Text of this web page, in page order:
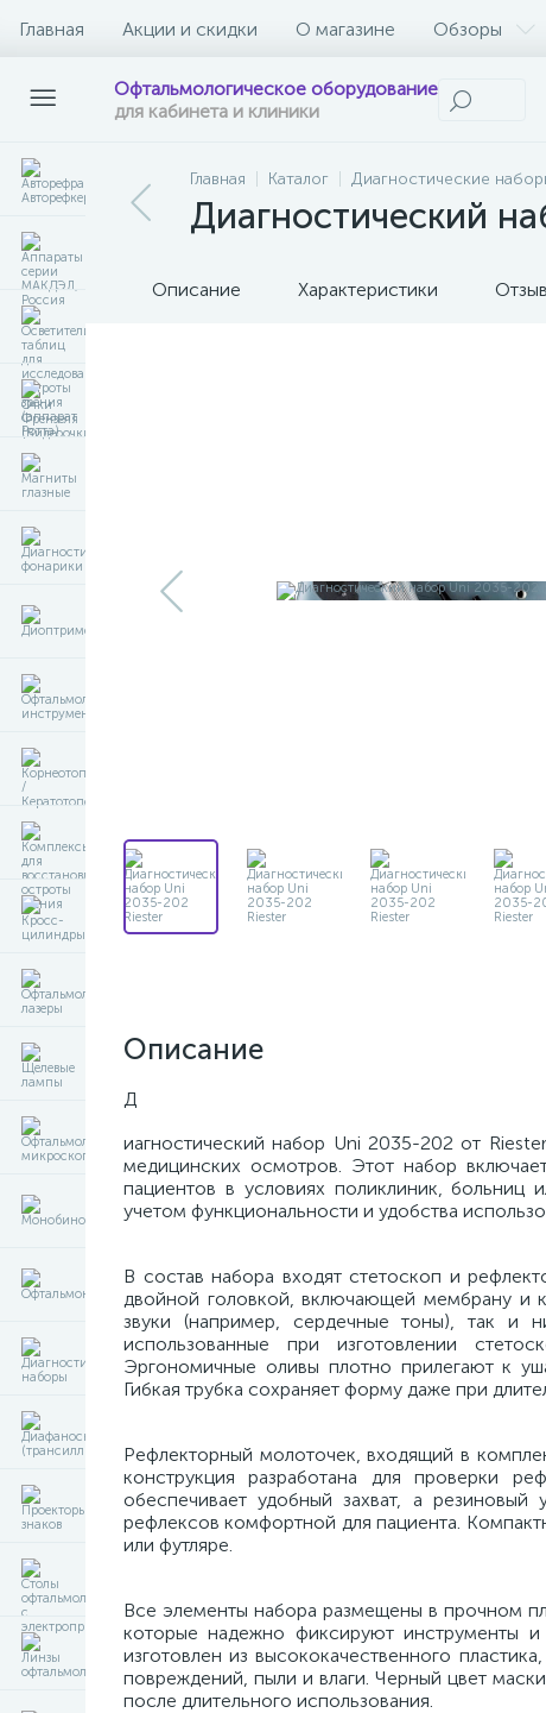
Главная Акции и скидки О магазине Обзоры
Офтальмологическое оборудование
для кабинета и клиники
Главная Каталог Диагностические
Диагностический
Описание Характеристики
Описание
Д
иагностический набор Uni 2035-202 от
медицинских осмотров. Этот набор
пациентов в условиях поликлиник, больниц
учетом функциональности и удобства
В состав набора входят стетоскоп и
двойной головкой, включающей мембрану и
звуки (например, сердечные тоны), так и
использованные при изготовлении
Эргономичные оливы плотно прилегают к
Гибкая трубка сохраняет форму даже при
Рефлекторный молоточек, входящий в
конструкция разработана для проверки
обеспечивает удобный захват, а резиновый
рефлексов комфортной для пациента.
или футляре.
Все элементы набора размещены в прочном
которые надежно фиксируют инструменты
изготовлен из высококачественного
повреждений, пыли и влаги. Черный цвет
после длительного использования.